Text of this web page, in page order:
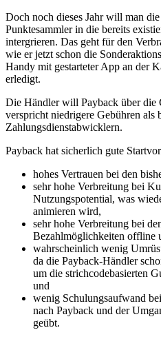
Doch noch dieses Jahr will man
Punktesammler in die bereits
intergrieren. Das geht für den
wie er jetzt schon die
Handy mit gestarteter App an der
erledigt.
Die Händler will Payback über die
verspricht niedrigere Gebühren als
Zahlungsdienstabwicklern.
Payback hat sicherlich gute
hohes Vertrauen bei den
sehr hohe Verbreitung bei
Nutzungspotential, was
animieren wird,
sehr hohe Verbreitung bei
Bezahlmöglichkeiten offline
wahrscheinlich wenig
da die Payback-Händler
um die strichcodebasierten
und
wenig Schulungsaufwand
nach Payback und der
geübt.